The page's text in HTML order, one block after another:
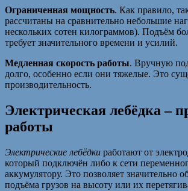
Ограниченная мощность. Как правило,
рассчитаны на сравнительно небольшие
нескольких сотен килограммов). Подъём
требует значительного времени и усилий.
Медленная скорость работы. Вручную
долго, особенно если они тяжелые. Это
производительность.
Электрическая лебёдка –
работы
Электрические лебёдки работают от
который подключён либо к сети
аккумулятору. Это позволяет значительно
подъёма грузов на высоту или их